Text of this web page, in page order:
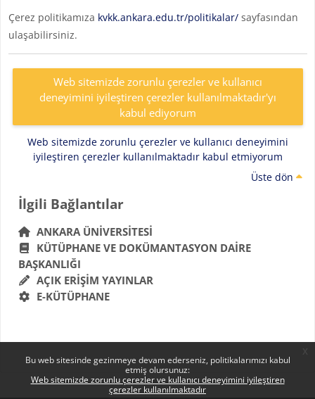
Bu web sitesinde gezinmeye devam ederseniz, politikalarımızı kabul
etmiş olursunuz:
Web sitemizde zorunlu çerezler ve kullanıcı deneyimini iyileştiren
çerezler kullanılmaktadır
Çerez politikamıza kvkk.ankara.edu.tr/politikalar/sayfasından
ulaşabilirsiniz.
Web sitemizde zorunlu çerezler ve kullanıcı
deneyimini iyileştiren çerezler kullanılmaktadır'yı
kabul ediyorum
Web sitemizde zorunlu çerezler ve kullanıcı deneyimini
iyileştiren çerezler kullanılmaktadır kabul etmiyorum
Üste dön
Bloklar
İlgili Bağlantılar 'yı atla
İlgili Bağlantılar
ANKARA ÜNIVERSITESI
KÜTÜPHANE VE DOKÜMANTASYON DAIRE
BAŞKANLIĞI
AÇIK ERIŞIM YAYINLAR
E-KÜTÜPHANE